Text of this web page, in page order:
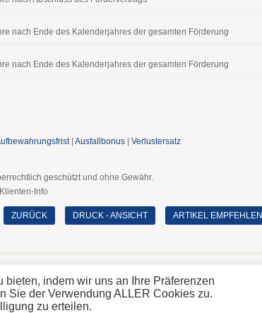
nach Ende des Kalenderjahres der gesamten Förderung
nach Ende des Kalenderjahres der gesamten Förderung
| Ausfallbonus| Verlustersatz
geschützt und ohne Gewähr.
Info
ZURÜCK DRUCK - ANSICHT ARTIKEL EMPFEHLEN
indem wir uns an Ihre Präferenzen
Sie der Verwendung ALLER Cookies zu.
zu erteilen.